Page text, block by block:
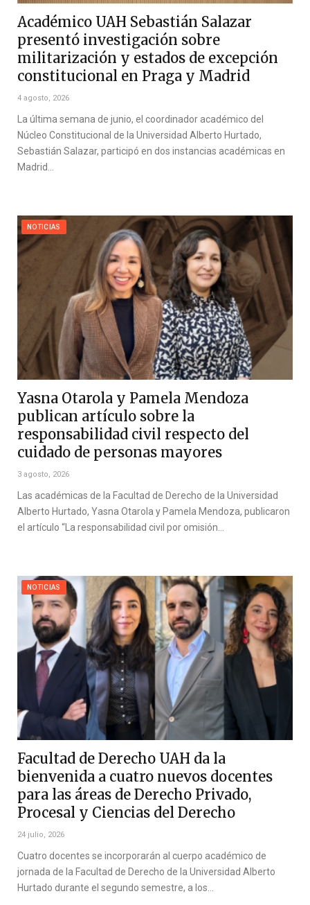
Académico UAH Sebastián Salazar
presentó investigación sobre
militarización y estados de excepción
constitucional en Praga y Madrid
4 agosto, 2026
La última semana de junio, el coordinador académico del
Núcleo Constitucional de la Universidad Alberto Hurtado,
Sebastián Salazar, participó en dos instancias académicas en
Madrid…
NOTICIAS
Yasna Otarola y Pamela Mendoza
publican artículo sobre la
responsabilidad civil respecto del
cuidado de personas mayores
3 agosto, 2026
Las académicas de la Facultad de Derecho de la Universidad
Alberto Hurtado, Yasna Otarola y Pamela Mendoza, publicaron
el artículo “La responsabilidad civil por omisión…
NOTICIAS
Facultad de Derecho UAH da la
bienvenida a cuatro nuevos docentes
para las áreas de Derecho Privado,
Procesal y Ciencias del Derecho
24 julio, 2026
Cuatro docentes se incorporarán al cuerpo académico de
jornada de la Facultad de Derecho de la Universidad Alberto
Hurtado durante el segundo semestre, a los…